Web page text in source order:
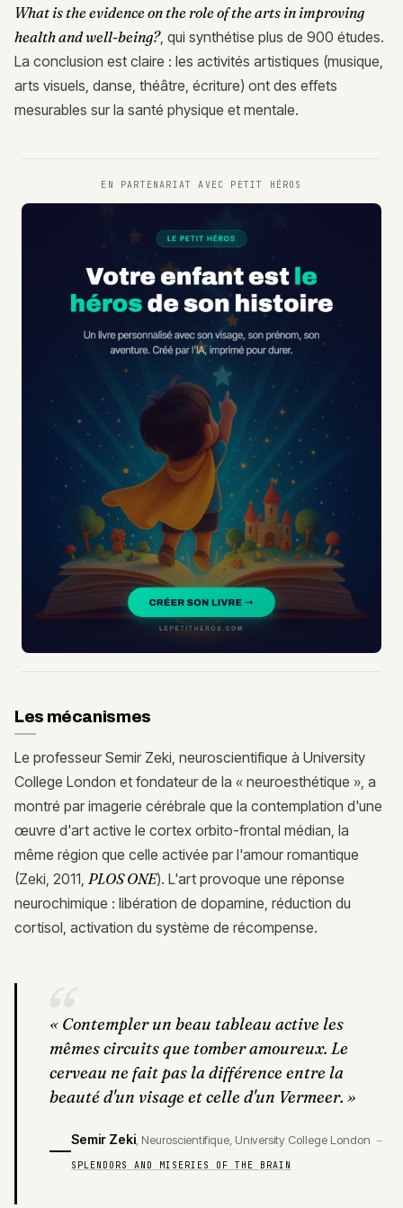
What is the evidence on the role of the arts in improving
health and well-being?, qui synthétise plus de 900 études.
La conclusion est claire : les activités artistiques (musique,
arts visuels, danse, théâtre, écriture) ont des effets
mesurables sur la santé physique et mentale.
EN PARTENARIAT AVEC PETIT HÉROS
Les mécanismes
Le professeur Semir Zeki, neuroscientifique à University
College London et fondateur de la « neuroesthétique », a
montré par imagerie cérébrale que la contemplation d'une
œuvre d'art active le cortex orbito-frontal médian, la
même région que celle activée par l'amour romantique
(Zeki, 2011, PLOS ONE). L'art provoque une réponse
neurochimique : libération de dopamine, réduction du
cortisol, activation du système de récompense.
“
« Contempler un beau tableau active les
mêmes circuits que tomber amoureux. Le
cerveau ne fait pas la différence entre la
beauté d'un visage et celle d'un Vermeer. »
Semir Zeki, Neuroscientifique, University College London —
SPLENDORS AND MISERIES OF THE BRAIN